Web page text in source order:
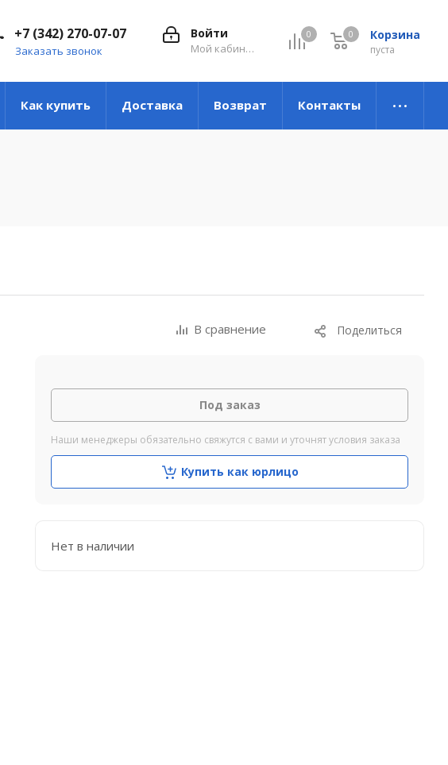
0 Корзина
0
пуста
0
Войти
Мой кабинет
+7 (342) 270-07-07
Заказать звонок
Как купить Доставка Возврат Контакты
В сравнение Поделиться
Под заказ
Наши менеджеры обязательно свяжутся с вами и уточнят условия заказа
Купить как юрлицо
Нет в наличии